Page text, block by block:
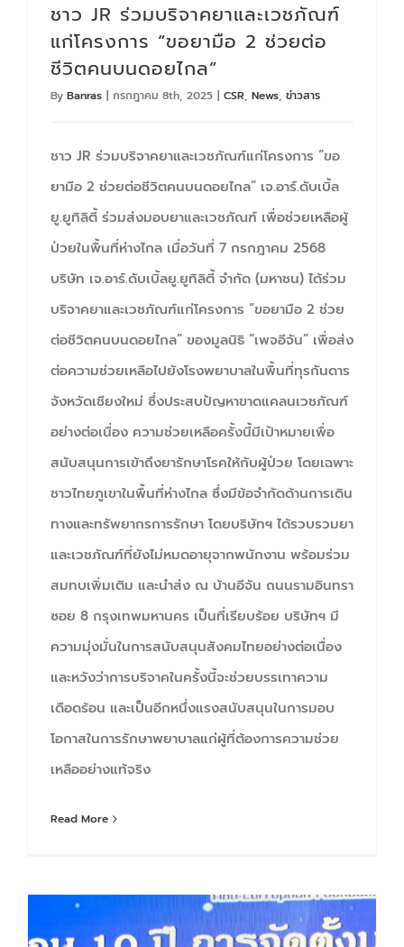
ชาว JR ร่วมบริจาคยาและเวชภัณฑ์
แก่โครงการ “ขอยามือ 2 ช่วยต่อ
ชีวิตคนบนดอยไกล”
By Banras | กรกฎาคม 8th, 2025 | CSR, News, ข่าวสาร
ชาว JR ร่วมบริจาคยาและเวชภัณฑ์แก่โครงการ “ขอ
ยามือ 2 ช่วยต่อชีวิตคนบนดอยไกล” เจ.อาร์.ดับเบิ้ล
ยู.ยูทิลิตี้ ร่วมส่งมอบยาและเวชภัณฑ์ เพื่อช่วยเหลือผู้
ป่วยในพื้นที่ห่างไกล เมื่อวันที่ 7 กรกฎาคม 2568
บริษัท เจ.อาร์.ดับเบิ้ลยู.ยูทิลิตี้ จำกัด (มหาชน) ได้ร่วม
บริจาคยาและเวชภัณฑ์แก่โครงการ “ขอยามือ 2 ช่วย
ต่อชีวิตคนบนดอยไกล” ของมูลนิธิ “เพจอีจัน” เพื่อส่ง
ต่อความช่วยเหลือไปยังโรงพยาบาลในพื้นที่ทุรกันดาร
จังหวัดเชียงใหม่ ซึ่งประสบปัญหาขาดแคลนเวชภัณฑ์
อย่างต่อเนื่อง ความช่วยเหลือครั้งนี้มีเป้าหมายเพื่อ
สนับสนุนการเข้าถึงยารักษาโรคให้กับผู้ป่วย โดยเฉพาะ
ชาวไทยภูเขาในพื้นที่ห่างไกล ซึ่งมีข้อจำกัดด้านการเดิน
ทางและทรัพยากรการรักษา โดยบริษัทฯ ได้รวบรวมยา
และเวชภัณฑ์ที่ยังไม่หมดอายุจากพนักงาน พร้อมร่วม
สมทบเพิ่มเติม และนำส่ง ณ บ้านอีจัน ถนนรามอินทรา
ซอย 8 กรุงเทพมหานคร เป็นที่เรียบร้อย บริษัทฯ มี
ความมุ่งมั่นในการสนับสนุนสังคมไทยอย่างต่อเนื่อง
และหวังว่าการบริจาคในครั้งนี้จะช่วยบรรเทาความ
เดือดร้อน และเป็นอีกหนึ่งแรงสนับสนุนในการมอบ
โอกาสในการรักษาพยาบาลแก่ผู้ที่ต้องการความช่วย
เหลืออย่างแท้จริง
Read More